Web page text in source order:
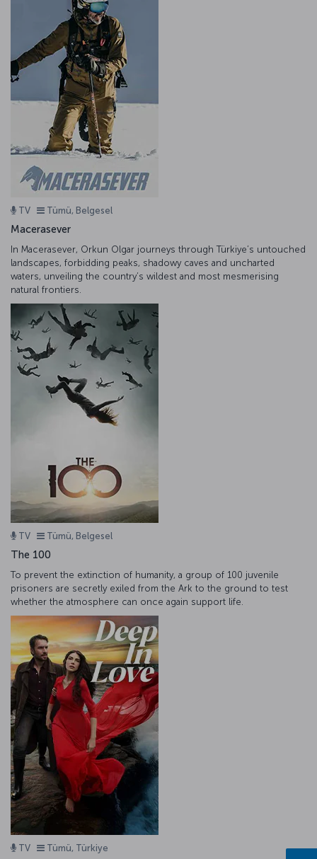
TV Tümü, Belgesel
Macerasever
In Macerasever, Orkun Olgar journeys through Türkiye’s untouched
landscapes, forbidding peaks, shadowy caves and uncharted
waters, unveiling the country’s wildest and most mesmerising
natural frontiers.
TV Tümü, Belgesel
The 100
To prevent the extinction of humanity, a group of 100 juvenile
prisoners are secretly exiled from the Ark to the ground to test
whether the atmosphere can once again support life.
TV Tümü, Türkiye